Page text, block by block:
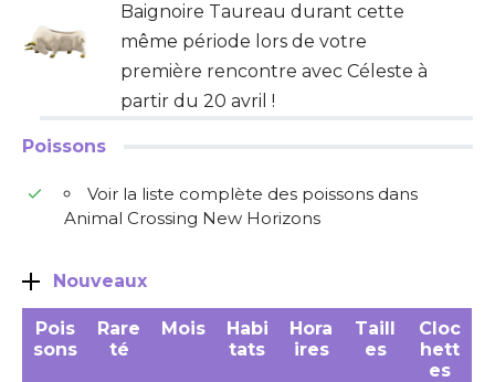
Baignoire Taureau durant cette
même période lors de votre
première rencontre avec Céleste à
partir du 20 avril !
Poissons
Voir la liste complète des poissons dans
Animal Crossing New Horizons
Nouveaux
Pois
sons
Rare
té
Mois
Habi
tats
Hora
ires
Taill
es
Cloc
hett
es